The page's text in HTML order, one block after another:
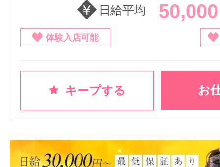
日給平均
体験入店可能
キープする お